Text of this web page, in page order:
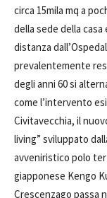
circa 15mila mq a
della sede della casa
distanza
prevalentemente
degli anni 60 si
come l’intervento
Civitavecchia, il
living” sviluppato
avveniristico polo
giapponese Kengo
Crescenzago passa